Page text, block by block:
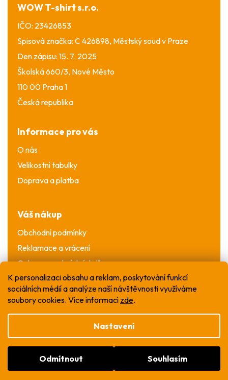
K personalizaci obsahu a reklam, poskytování funkcí
sociálních médií a analýze naší návštěvnosti využíváme
soubory cookies. Více informací zde.
Nastavení
Odmítnout Souhlasím
WOW T-shirt s.r.o.
IČO: 23426853
Spisová značka: C 426898, Městský soud v Praze
Den zápisu: 15. 7. 2025
Školská 660/3, Nové Město
110 00 Praha 1
Česká republika
Informace pro vás
O nás
Velikostní tabulky
Doprava a platba
Váš nákup
Obchodní podmínky
Reklamace a vrácení
Ochrana osobních údajů
Vytvořil Shoptet
Copyright 2026
. Všechna práva
vyhrazena.Upravit nastavení cookies